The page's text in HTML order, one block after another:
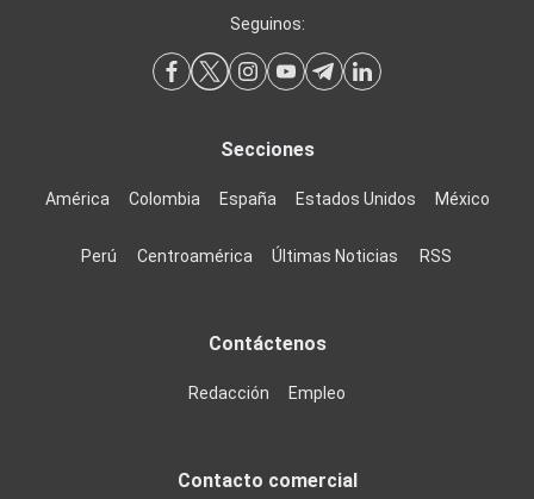
Seguinos:
Secciones
América Colombia España Estados Unidos México
Perú Centroamérica Últimas Noticias RSS
Contáctenos
Redacción Empleo
Contacto comercial